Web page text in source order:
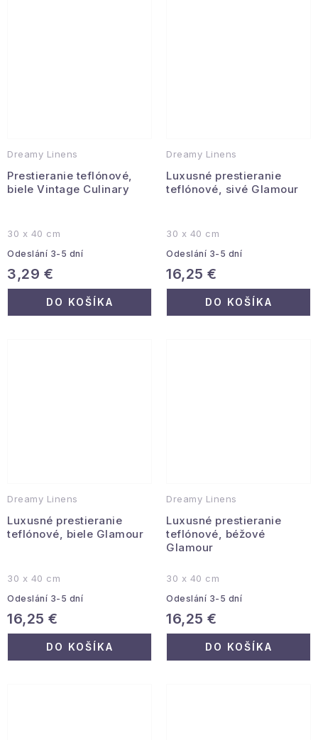
Dreamy Linens
Prestieranie teflónové,
biele Vintage Culinary
30 x 40 cm
Odeslání 3-5 dní
3,29 €
DO KOŠÍKA
Dreamy Linens
Luxusné prestieranie
teflónové, sivé Glamour
30 x 40 cm
Odeslání 3-5 dní
16,25 €
DO KOŠÍKA
Dreamy Linens
Luxusné prestieranie
teflónové, biele Glamour
30 x 40 cm
Odeslání 3-5 dní
16,25 €
DO KOŠÍKA
Dreamy Linens
Luxusné prestieranie
teflónové, béžové
Glamour
30 x 40 cm
Odeslání 3-5 dní
16,25 €
DO KOŠÍKA